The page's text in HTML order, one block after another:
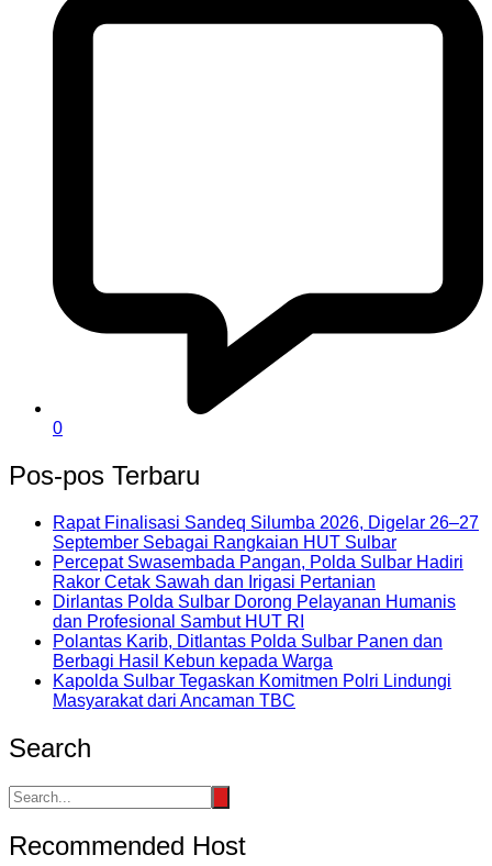
0
Pos-pos Terbaru
Rapat Finalisasi Sandeq Silumba 2026, Digelar 26–27
September Sebagai Rangkaian HUT Sulbar
Percepat Swasembada Pangan, Polda Sulbar Hadiri
Rakor Cetak Sawah dan Irigasi Pertanian
Dirlantas Polda Sulbar Dorong Pelayanan Humanis
dan Profesional Sambut HUT RI
Polantas Karib, Ditlantas Polda Sulbar Panen dan
Berbagi Hasil Kebun kepada Warga
Kapolda Sulbar Tegaskan Komitmen Polri Lindungi
Masyarakat dari Ancaman TBC
Search
Recommended Host